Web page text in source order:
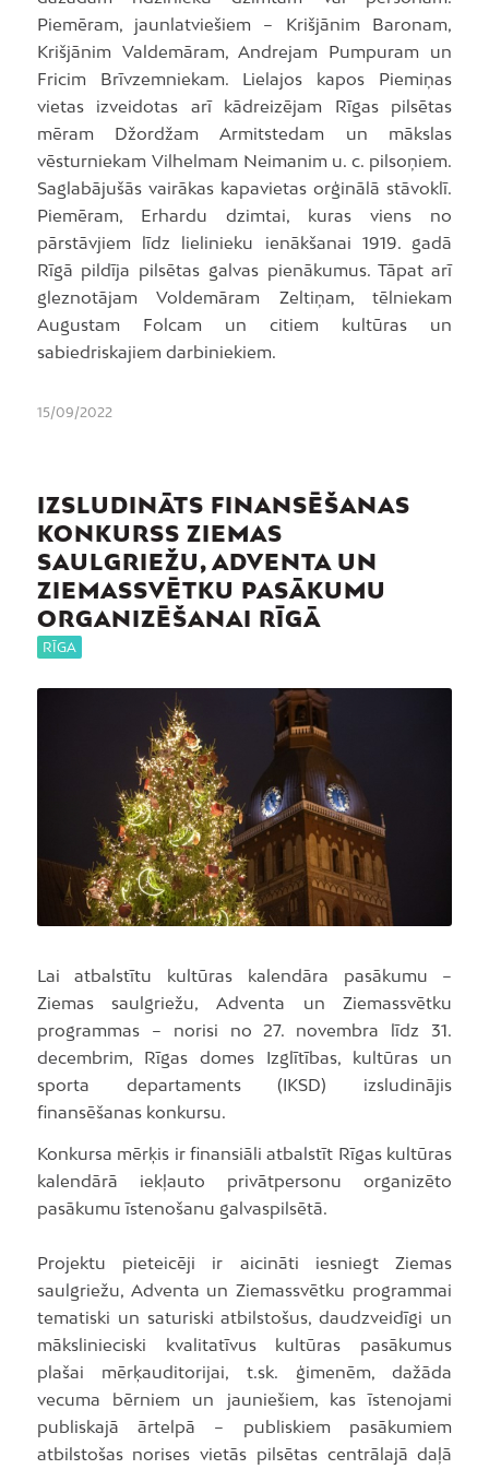
Piemēram, jaunlatviešiem – Krišjānim Baronam,
Krišjānim Valdemāram, Andrejam Pumpuram un
Fricim Brīvzemniekam. Lielajos kapos Piemiņas
vietas izveidotas arī kādreizējam Rīgas pilsētas
mēram Džordžam Armitstedam un mākslas
vēsturniekam Vilhelmam Neimanim u. c. pilsoņiem.
Saglabājušās vairākas kapavietas orģinālā stāvoklī.
Piemēram, Erhardu dzimtai, kuras viens no
pārstāvjiem līdz lielinieku ienākšanai 1919. gadā
Rīgā pildīja pilsētas galvas pienākumus. Tāpat arī
gleznotājam Voldemāram Zeltiņam, tēlniekam
Augustam Folcam un citiem kultūras un
sabiedriskajiem darbiniekiem.
15/09/2022
IZSLUDINĀTS FINANSĒŠANAS
KONKURSS ZIEMAS
SAULGRIEŽU, ADVENTA UN
ZIEMASSVĒTKU PASĀKUMU
ORGANIZĒŠANAI RĪGĀ
RĪGA
Lai atbalstītu kultūras kalendāra pasākumu –
Ziemas saulgriežu, Adventa un Ziemassvētku
programmas – norisi no 27. novembra līdz 31.
decembrim, Rīgas domes Izglītības, kultūras un
sporta departaments (IKSD) izsludinājis
finansēšanas konkursu.
Konkursa mērķis ir finansiāli atbalstīt Rīgas kultūras
kalendārā iekļauto privātpersonu organizēto
pasākumu īstenošanu galvaspilsētā.
Projektu pieteicēji ir aicināti iesniegt Ziemas
saulgriežu, Adventa un Ziemassvētku programmai
tematiski un saturiski atbilstošus, daudzveidīgi un
mākslinieciski kvalitatīvus kultūras pasākumus
plašai mērķauditorijai, t.sk. ģimenēm, dažāda
vecuma bērniem un jauniešiem, kas īstenojami
publiskajā ārtelpā – publiskiem pasākumiem
atbilstošas norises vietās pilsētas centrālajā daļā